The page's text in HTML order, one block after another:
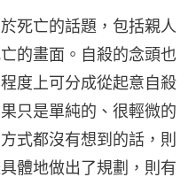
死亡的話題，包括親人
的畫面。自殺的念頭也
度上可分成從起意自殺
只是單純的、很輕微的
式都沒有想到的話，則
體地做出了規劃，則有